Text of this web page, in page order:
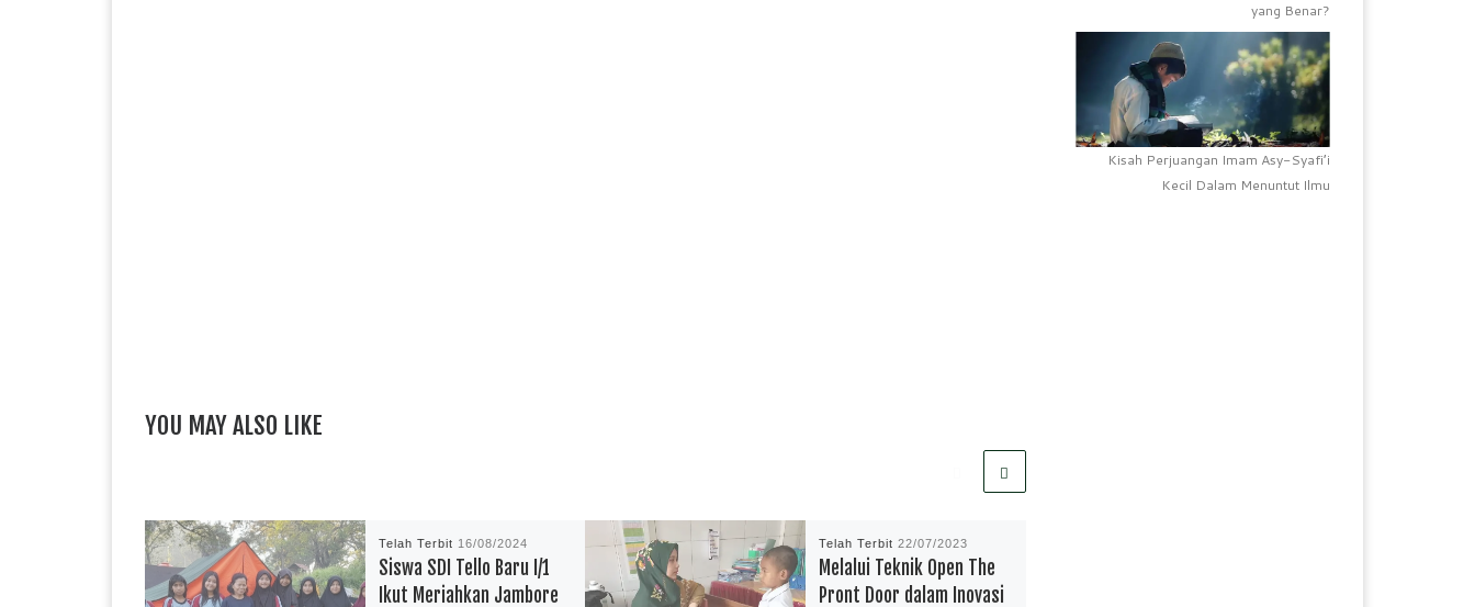
YOU MAY ALSO LIKE
Telah Terbit 16/08/2024
Siswa SDI Tello Baru I/1
Ikut Meriahkan Jambore
Telah Terbit22/07/2023
Melalui Teknik Open The
Pront Door dalam Inovasi
yang Benar?
Kisah Perjuangan Imam Asy-Syafi’i
Kecil Dalam Menuntut Ilmu